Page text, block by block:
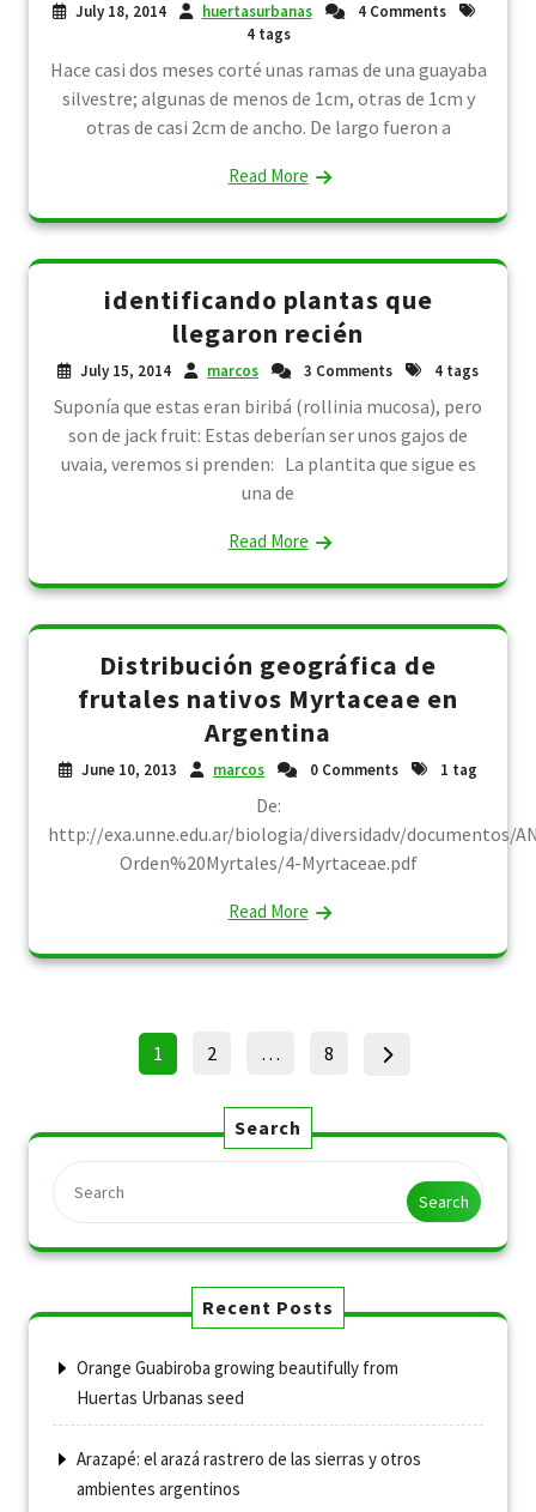
July 18, 2014 huertasurbanas
4 Comments
4 tags
Hace casi dos meses corté unas ramas de una guayaba
silvestre; algunas de menos de 1cm, otras de 1cm y
otras de casi 2cm de ancho. De largo fueron a
Read More
identificando plantas que
llegaron recién
July 15, 2014 marcos 3 Comments 4 tags
Suponía que estas eran biribá (rollinia mucosa), pero
son de jack fruit: Estas deberían ser unos gajos de
uvaia, veremos si prenden: La plantita que sigue es
una de
Read More
Distribución geográfica de
frutales nativos Myrtaceae en
Argentina
June 10, 2013 marcos 0 Comments 1 tag
De:
http://exa.unne.edu.ar/biologia/diversidadv/documentos/
Orden%20Myrtales/4-Myrtaceae.pdf
Read More
Posts
Page
1 Page
2 … Page
8
Search
Search
Recent Posts
Orange Guabiroba growing beautifully from
Huertas Urbanas seed
Arazapé: el arazá rastrero de las sierras y otros
ambientes argentinos